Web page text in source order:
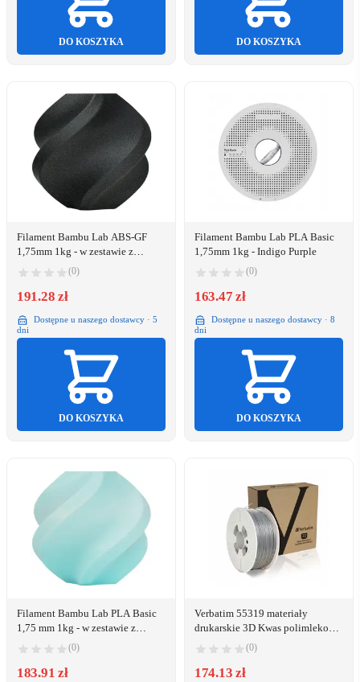
DO KOSZYKA DO KOSZYKA
Filament Bambu Lab ABS-GF
1,75mm 1kg - w zestawie z
wielorazową szpulą - Black}
(0)
191.28 zł
Dostępne u naszego dostawcy · 5
dni
DO KOSZYKA
Filament Bambu Lab PLA Basic
1,75mm 1kg - Indigo Purple
(0)
163.47 zł
Dostępne u naszego dostawcy · 8
dni
DO KOSZYKA
Filament Bambu Lab PLA Basic
1,75 mm 1kg - w zestawie z
wielorazową szpulą - Arctic
Whisper}
(0)
183.91 zł
Verbatim 55319 materiały
drukarskie 3D Kwas polimlekowy
(PLA) Srebrny 1 kg
(0)
174.13 zł